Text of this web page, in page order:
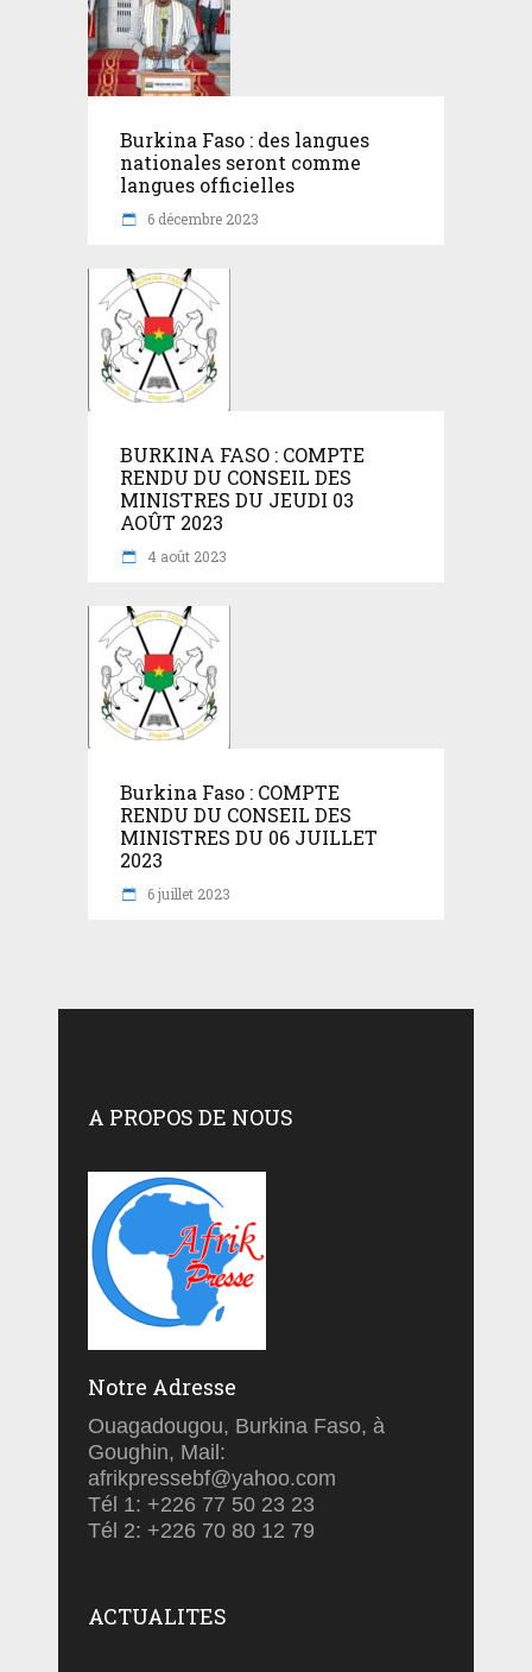
Burkina Faso : des langues
nationales seront comme
langues officielles
6 décembre 2023
BURKINA FASO : COMPTE
RENDU DU CONSEIL DES
MINISTRES DU JEUDI 03
AOÛT 2023
4 août 2023
Burkina Faso : COMPTE
RENDU DU CONSEIL DES
MINISTRES DU 06 JUILLET
2023
6 juillet 2023
A PROPOS DE NOUS
Notre Adresse
Ouagadougou, Burkina Faso, à
Goughin, Mail:
afrikpressebf@yahoo.com
Tél 1: +226 77 50 23 23
Tél 2: +226 70 80 12 79
ACTUALITES